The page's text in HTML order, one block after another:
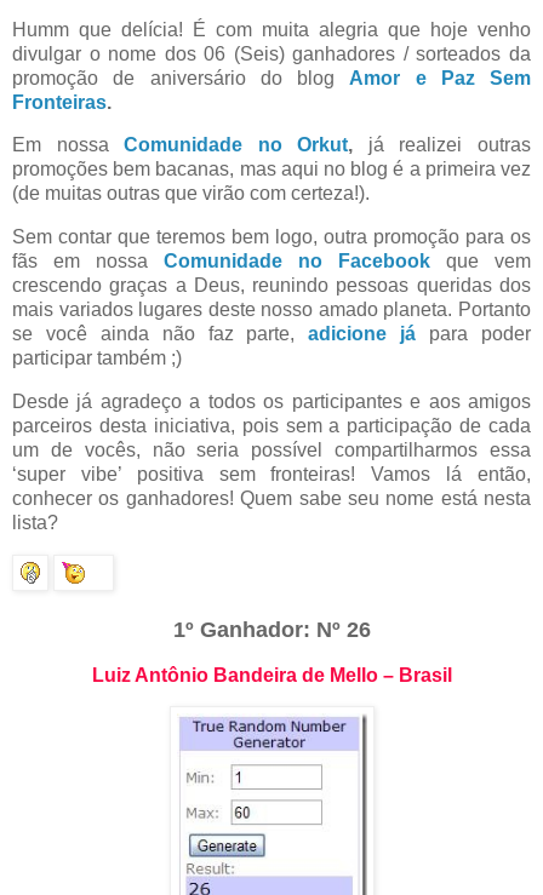
Humm que delícia! É com muita alegria que hoje venho
divulgar o nome dos 06 (Seis) ganhadores / sorteados da
promoção de aniversário do blog Amor e Paz Sem
Fronteiras.
Em nossaComunidade no Orkut, já realizei outras
promoções bem bacanas, mas aqui no blog é a primeira vez
(de muitas outras que virão com certeza!).
Sem contar que teremos bem logo, outra promoção para os
fãs em nossa Comunidade no Facebook que vem
crescendo graças a Deus, reunindo pessoas queridas dos
mais variados lugares deste nosso amado planeta. Portanto
se você ainda não faz parte,
adicione já para poder
participar também ;)
Desde já agradeço a todos os participantes e aos amigos
parceiros desta iniciativa, pois sem a participação de cada
um de vocês, não seria possível compartilharmos essa
‘super vibe’ positiva sem fronteiras! Vamos lá então,
conhecer os ganhadores! Quem sabe seu nome está nesta
lista?
1º Ganhador: Nº 26
Luiz Antônio Bandeira de Mello – Brasil